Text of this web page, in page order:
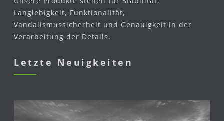
Langlebigkeit, Funktionalität,
Vandalismussicherheit und Genauigkeit in der
Verarbeitung der Details.
Letzte Neuigkeiten